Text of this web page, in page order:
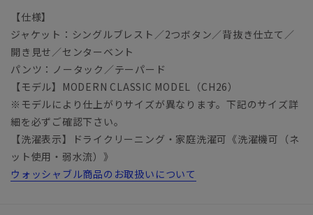
【仕様】
ジャケット：シングルブレスト／2つボタン／背抜き仕立て／
開き見せ／センターベント
パンツ：ノータック／テーパード
【モデル】MODERN CLASSIC MODEL（CH26）
※モデルにより仕上がりサイズが異なります。下記のサイズ詳
細を必ずご確認下さい。
【洗濯表示】ドライクリーニング・家庭洗濯可《洗濯機可（ネ
ット使用・弱水流）》
ウォッシャブル商品のお取扱いについて